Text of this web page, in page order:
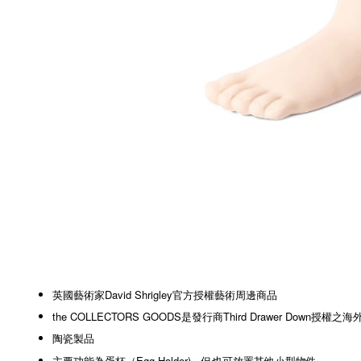
英國藝術家David Shrigley官方授權藝術周邊商品
the COLLECTORS GOODS是發行商Third Drawer Down授權之海
陶瓷製品